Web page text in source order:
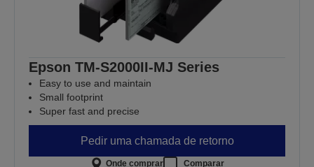
Epson TM-S2000II-MJ Series
Easy to use and maintain
Small footprint
Super fast and precise
Pedir uma chamada de retorno
Onde comprar Comparar